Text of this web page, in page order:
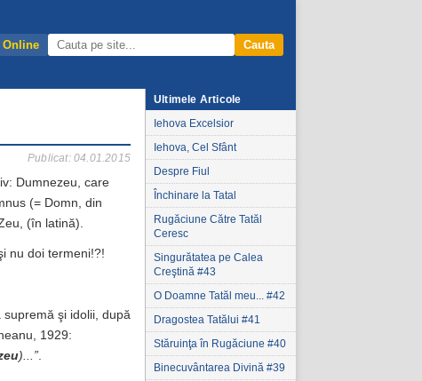
Cauta
Publicat: 04.01.2015
Dumnezeu, care
(= Domn, din
(în latină).
nu doi termeni!?!
şi idolii, după
1929:
)...”.
Ultimele Articole
Iehova Excelsior
Iehova, Cel Sfânt
Despre Fiul
Închinare la Tatal
Rugăciune Către Tatăl
Ceresc
Singurătatea pe Calea
Creştină #43
O Doamne Tatăl meu... #42
Dragostea Tatălui #41
Stăruinţa în Rugăciune #40
Binecuvântarea Divină #39